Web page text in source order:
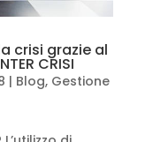
crisi grazie al
CRISI
| Blog, Gestione